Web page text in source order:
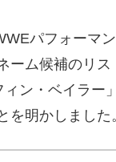
パフォーマ
ーム候補のリ
ン・ベイラー
明かしました